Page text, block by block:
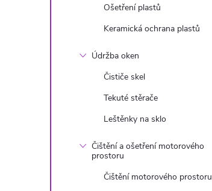
Ošetření plastů
Keramická ochrana plastů
Údržba oken
Čističe skel
Tekuté stěrače
Leštěnky na sklo
Čištění a ošetření motorového
prostoru
Čištění motorového prostoru